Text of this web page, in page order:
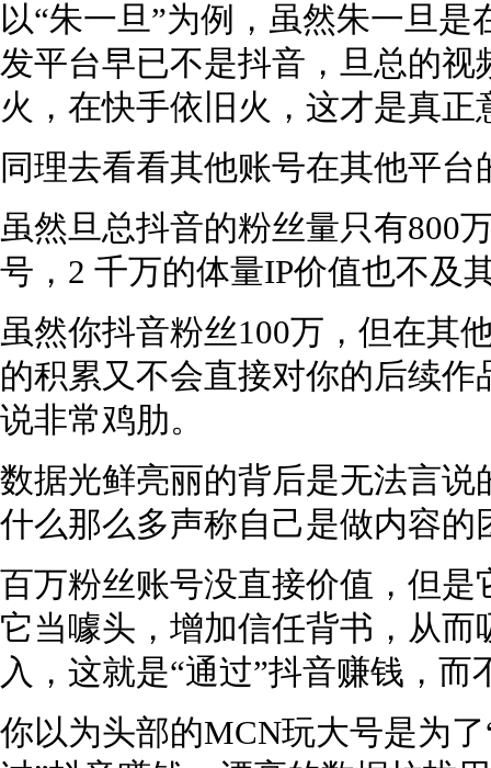
以“朱一旦”为例，虽然朱一旦
发平台早已不是抖音，旦总的
火，在快手依旧火，这才是真正
同理去看看其他账号在其他平台
虽然旦总抖音的粉丝量只有800
号，2 千万的体量IP价值也不及
虽然你抖音粉丝100万，但在其
的积累又不会直接对你的后续
说非常鸡肋。
数据光鲜亮丽的背后是无法言
什么那么多声称自己是做内容
百万粉丝账号没直接价值，但
它当噱头，增加信任背书，从
入，这就是“通过”抖音赚钱，而
你以为头部的MCN玩大号是为